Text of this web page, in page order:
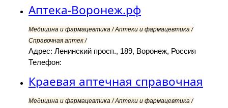
Аптека-Воронеж.рф
Медицина и фармацевтика / Аптеки и фармацевтика /
Справочная аптек /
Адрес: Ленинский просп., 189, Воронеж, Россия
Телефон:
Краевая аптечная справочная
Медицина и фармацевтика / Аптеки и фармацевтика /